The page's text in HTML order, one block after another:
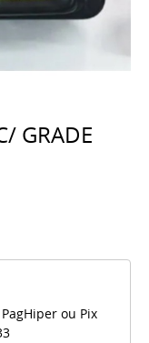
GRADE
ou Pix